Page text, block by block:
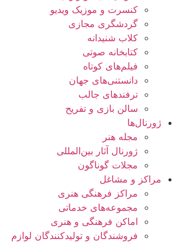
کنسرت و موزیک ویدیو
گردشگری مجازی
کلاب شنیدانه
کتابخانه صوتی
فیلم‌های کوتاه
دانستنی‌های جهان
ترفندهای جالب
سالن بازی و تفریح
ژورنال‌ها
مجله هنر
ژورنال آثار بین‌المللی
مجلات گوناگون
مراکز و مشاغل
مراکز فرهنگی هنری
مجموعه‌های خدماتی
اماکن فرهنگی و هنری
فروشندگان و تولیدکنندگان لوازم